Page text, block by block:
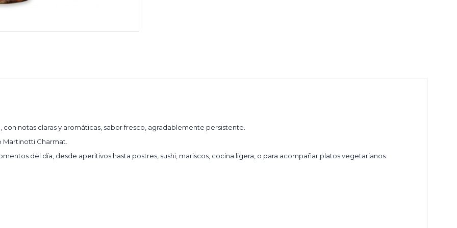
notas claras y aromáticas, sabor fresco, agradablemente persistente.
Charmat.
del día, desde aperitivos hasta postres, sushi, mariscos, cocina ligera, o para acompañar platos vegetarianos.